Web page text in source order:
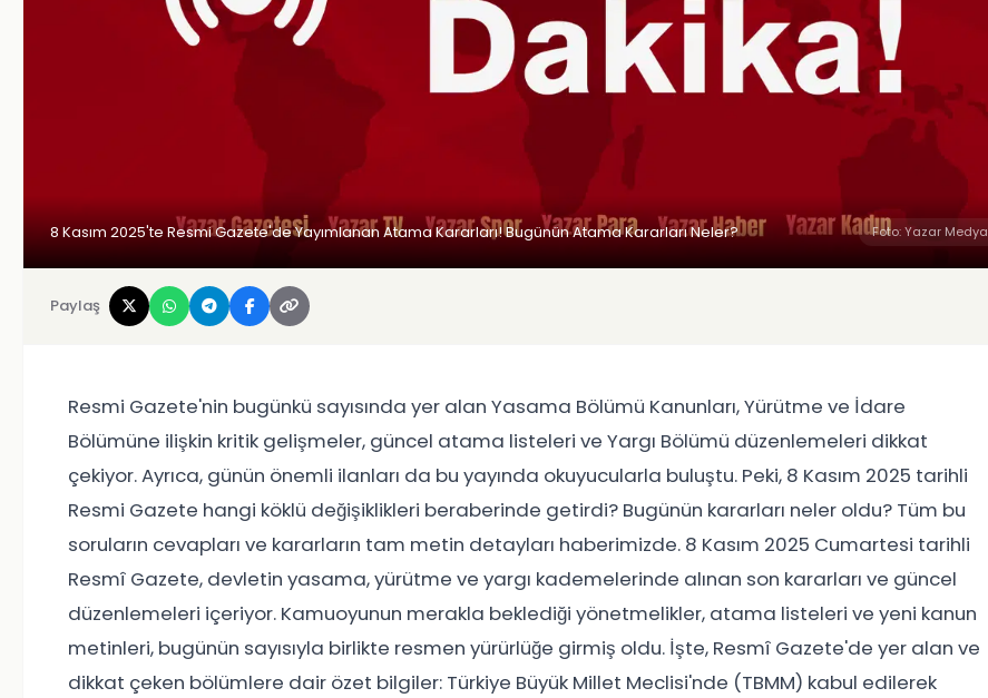
8 Kasım 2025'te Resmi Gazete'de Yayımlanan Atama Kararları! Bugünün Atama Kararları Neler? Foto: Yazar Medya
Paylaş
Resmi Gazete'nin bugünkü sayısında yer alan Yasama Bölümü Kanunları, Yürütme ve İdare
Bölümüne ilişkin kritik gelişmeler, güncel atama listeleri ve Yargı Bölümü düzenlemeleri dikkat
çekiyor. Ayrıca, günün önemli ilanları da bu yayında okuyucularla buluştu. Peki, 8 Kasım 2025 tarihli
Resmi Gazete hangi köklü değişiklikleri beraberinde getirdi? Bugünün kararları neler oldu? Tüm bu
soruların cevapları ve kararların tam metin detayları haberimizde. 8 Kasım 2025 Cumartesi tarihli
Resmî Gazete, devletin yasama, yürütme ve yargı kademelerinde alınan son kararları ve güncel
düzenlemeleri içeriyor. Kamuoyunun merakla beklediği yönetmelikler, atama listeleri ve yeni kanun
metinleri, bugünün sayısıyla birlikte resmen yürürlüğe girmiş oldu. İşte, Resmî Gazete'de yer alan ve
dikkat çeken bölümlere dair özet bilgiler: Türkiye Büyük Millet Meclisi'nde (TBMM) kabul edilerek